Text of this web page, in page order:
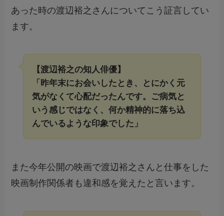
あった時の渡辺裕之さんについてこう証言してい
ます。
【渡辺裕之の知人俳優】
「昨年末にお会いしたとき、とにかく元
気がなくて心配だったんです。ご病気と
いう感じではなく、何か精神的に落ち込
んでいるような印象でした」
また今年公開の映画で渡辺裕之さんと仕事をした
映画制作関係者も違和感を覚えたと言います。